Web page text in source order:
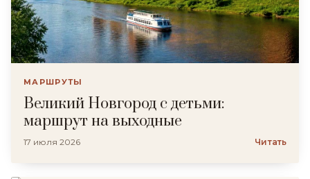
МАРШРУТЫ
Великий Новгород с детьми:
маршрут на выходные
17 июля 2026 Читать